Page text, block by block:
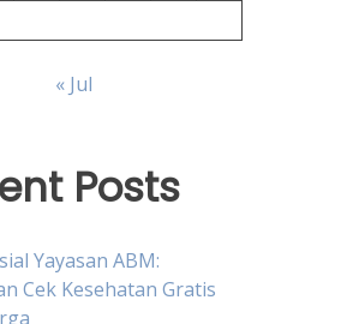
« Jul
Posts
Yayasan ABM:
Cek Kesehatan Gratis